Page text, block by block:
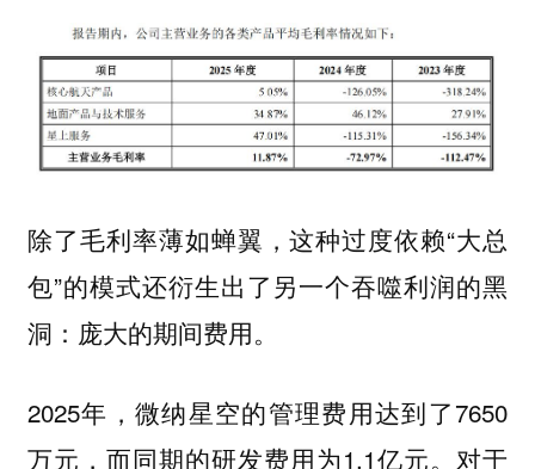
除了毛利率薄如蝉翼，这种过度依赖“大总
包”的模式还衍生出了另一个吞噬利润的黑
洞： 庞大的期间费用。
2025年，微纳星空的管理费用达到了7650
万元，而同期的研发费用为1.1亿元。对于